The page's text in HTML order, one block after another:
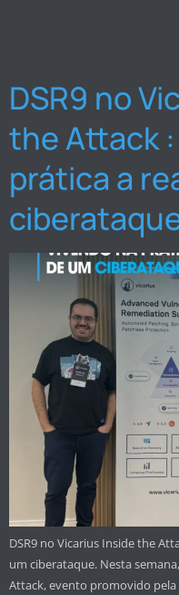
DSR9 no
the Attack
prática a
DSR9 no Vicarius Inside the
um ciberataque. Nesta
Attack, evento promovido pela